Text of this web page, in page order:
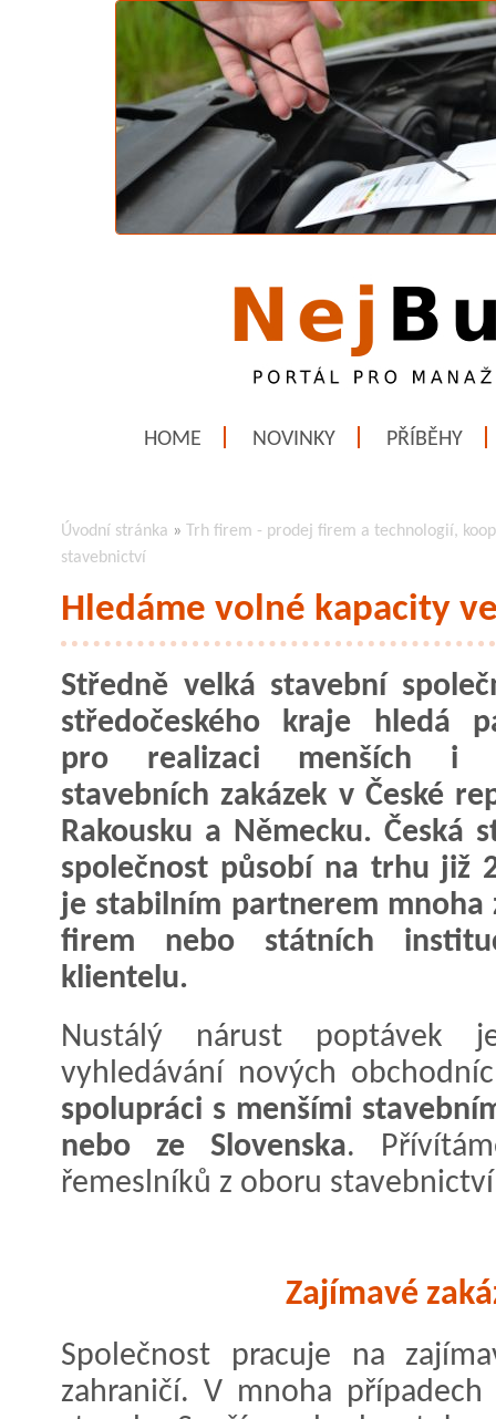
HOME NOVINKY PŘÍBĚHY
Úvodní stránka » Trh firem - prodej firem a technologií,
stavebnictví
Hledáme volné kapacity
Středně velká stavební
středočeského kraje hledá
pro realizaci menších i
stavebních zakázek v České
Rakousku a Německu. Česká
společnost působí na trhu již
je stabilním partnerem mnoha
firem nebo státních
klientelu.
Nustálý nárust poptávek
vyhledávání nových
spolupráci s menšími
nebo ze Slovenska.
řemeslníků z oboru
Zajímavé
Společnost pracuje na
zahraničí. V mnoha